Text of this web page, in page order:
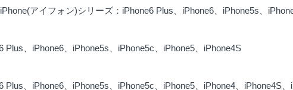
アイフォン)シリーズ：iPhone6 Plus、iPhone6、iPhone5s、
Plus、iPhone6、iPhone5s、iPhone5c、iPhone5、iPhone4S
Plus、iPhone6、iPhone5s、iPhone5c、iPhone5、iPhone4、iPhone4S